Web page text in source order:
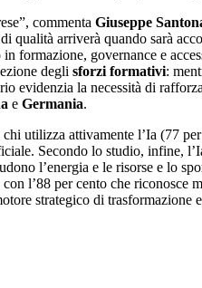
commenta Giuseppe
arriverà quando sarà
formazione, governance e
degli sforzi formativi:
evidenzia la necessità di
e Germania.
utilizza attivamente l’Ia (77
Secondo lo studio, infine,
l’energia e le risorse e lo
l’88 per cento che riconosce
strategico di